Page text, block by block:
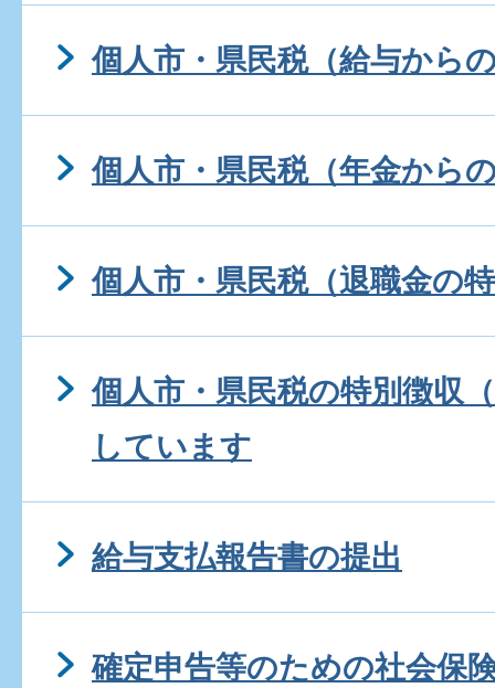
個人市・県民税（給与から
個人市・県民税（年金から
個人市・県民税（退職金の
個人市・県民税の特別徴収
しています
給与支払報告書の提出
確定申告等のための社会保